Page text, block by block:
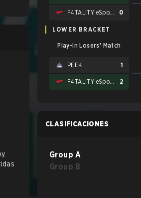
0
LOWER BRACKET
Play-In Losers' Match
PEEK 1
2
CLASIFICACIONES
Group A
Group B